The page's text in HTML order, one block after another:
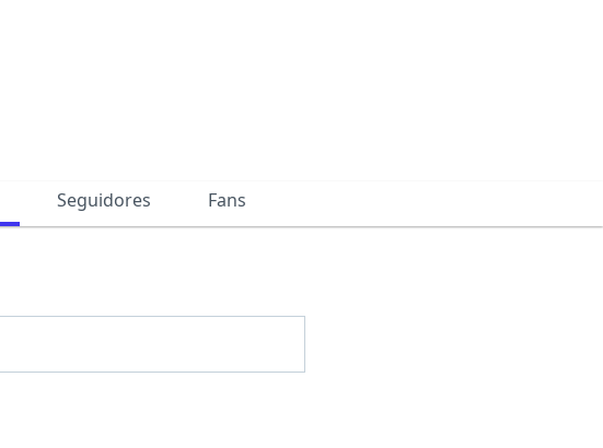
Seguidores Fans